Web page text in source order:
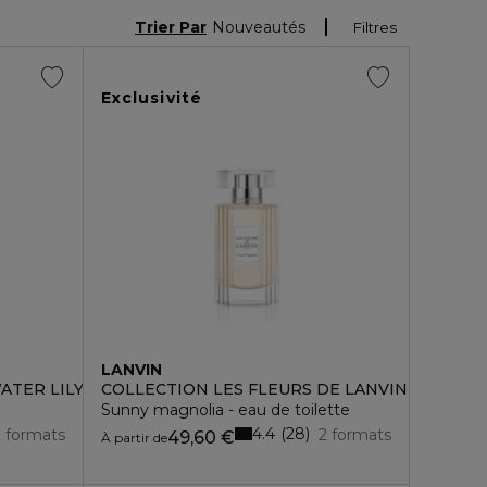
Filtres
Trier Par Nouveautés
LILY
formats
Exclusivité
LANVIN
COLLECTION LES FLEURS DE LANVIN
Sunny magnolia - eau de toilette
À partir de49,60 € 2 formats
4.4 28